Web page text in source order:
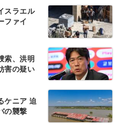
スラエル
ファイ
索、洪明
害の疑い
ケニア 迫
の襲撃